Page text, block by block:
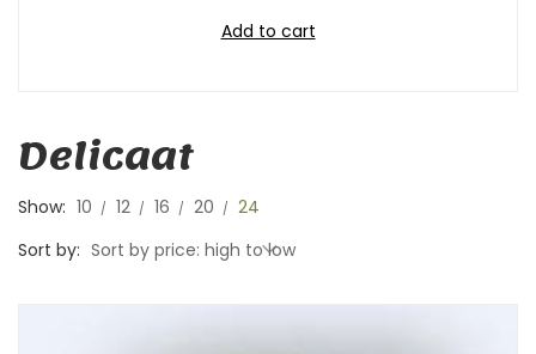
Add to cart
Delicaat
Show: 10 12 16 20
24
Sort by: Sort by price: high to low